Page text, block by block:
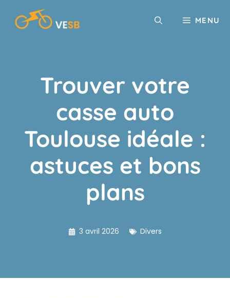
contenu
MENU
Trouver votre
casse auto
Toulouse idéale :
astuces et bons
plans
3 avril 2026 Divers